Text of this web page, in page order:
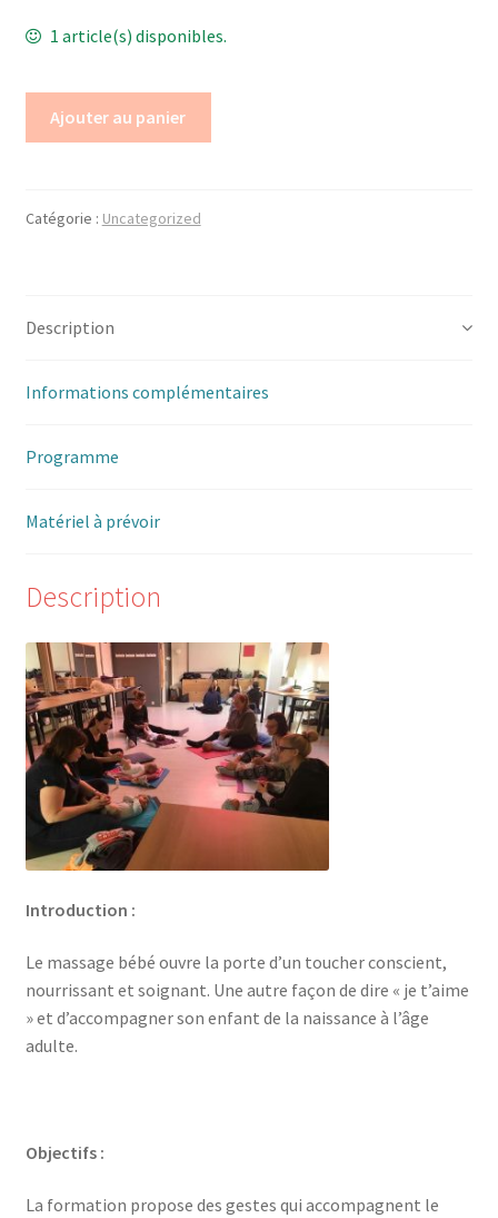
1 article(s) disponibles.
Ajouter au panier
Catégorie : Uncategorized
Description
Informations complémentaires
Programme
Matériel à prévoir
Description
Introduction :
Le massage bébé ouvre la porte d’un toucher conscient,
nourrissant et soignant. Une autre façon de dire « je t’aime
» et d’accompagner son enfant de la naissance à l’âge
adulte.
Objectifs :
La formation propose des gestes qui accompagnent le